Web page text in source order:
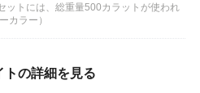
ットには、総重量500カラットが使われ
カラー）
トの詳細を見る